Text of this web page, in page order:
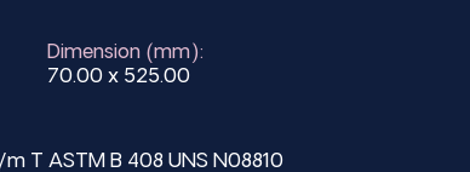
Dimension (mm):
70.00 x 525.00
T ASTM B 408 UNS N08810